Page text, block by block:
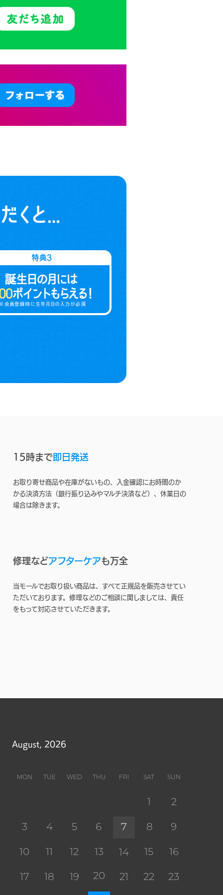
15時まで即日発送
お取り寄せ商品や在庫がないもの、入金確認にお時間のか
かる決済方法（銀行振り込みやマルチ決済など）、休業日の
場合は除きます。
修理などアフターケアも万全
当モールでお取り扱い商品は、すべて正規品を販売させてい
ただいております。修理などのご相談に関しましては、責任
をもって対応させていただきます。
August, 2026
MON TUE WED THU FRI SAT SUN
2
3 4 5 6 7 8 9
10 12 13 14 15 16
17 18 19 20 21 22 23